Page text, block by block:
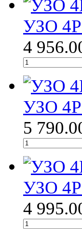
УЗО 4Р
4
УЗО 4Р
5
УЗО 4Р
4